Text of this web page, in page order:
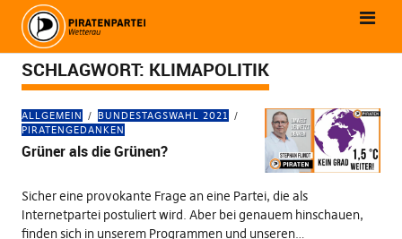
SCHLAGWORT: KLIMAPOLITIK
ALLGEMEIN
BUNDESTAGSWAHL 2021
PIRATENGEDANKEN
Grüner als die Grünen?
Sicher eine provokante Frage an eine Partei, die als
Internetpartei postuliert wird. Aber bei genauem hinschauen,
finden sich in unserem Programmen und unseren…